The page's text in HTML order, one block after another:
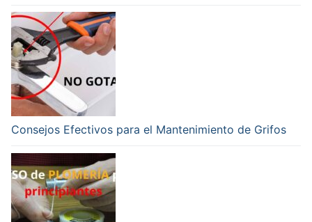
Consejos Efectivos para el Mantenimiento de Grifos